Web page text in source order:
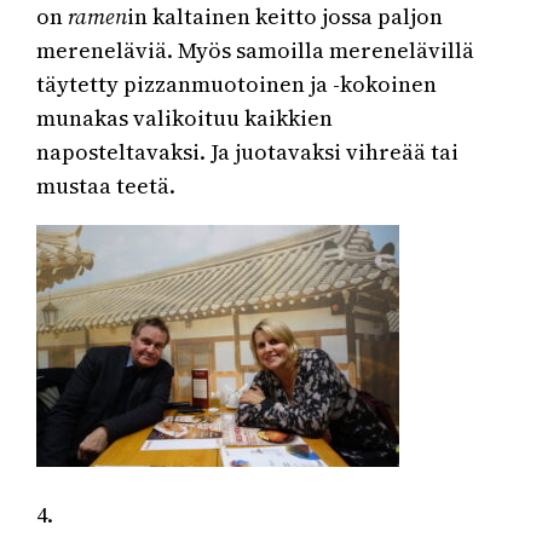
on ramenin kaltainen keitto jossa paljon
mereneläviä. Myös samoilla merenelävillä
täytetty pizzanmuotoinen ja -kokoinen
munakas valikoituu kaikkien
naposteltavaksi. Ja juotavaksi vihreää tai
mustaa teetä.
4.